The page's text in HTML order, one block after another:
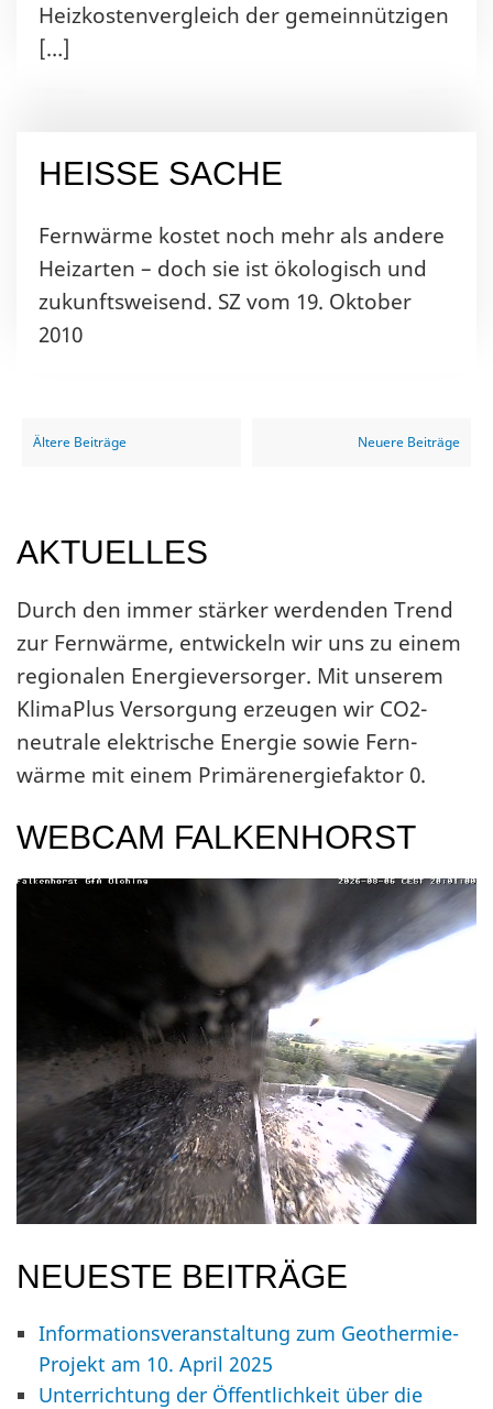
Heizkostenvergleich der gemeinnützigen
[…]
HEISSE SACHE
Fernwärme kostet noch mehr als andere
Heizarten – doch sie ist ökologisch und
zukunftsweisend. SZ vom 19. Oktober
2010
BEITRAGSNAVIGATION
Ältere Beiträge Neuere Beiträge
AKTUELLES
Durch den immer stärker werden­den Trend
zur Fern­wärme, entwickeln wir uns zu einem
regionalen Energie­versorger. Mit unserem
KlimaPlus Versorgung erzeugen wir CO2-
neutrale elektrische Energie sowie Fern­
wärme mit einem Primär­energiefaktor 0.
WEBCAM FALKENHORST
NEUESTE BEITRÄGE
Informationsveranstaltung zum Geothermie-
Projekt am 10. April 2025
Unterrichtung der Öffentlichkeit über die